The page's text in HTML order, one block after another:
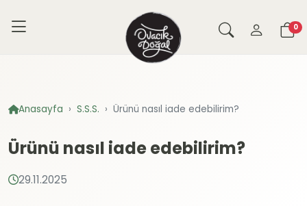
0
Anasayfa S.S.S. Ürünü nasıl iade edebilirim?
Ürünü nasıl iade edebilirim?
29.11.2025